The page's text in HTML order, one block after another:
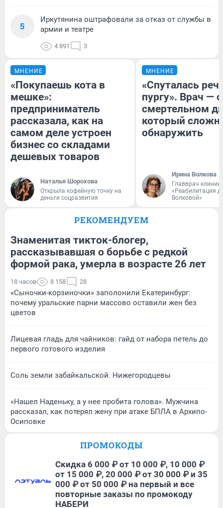
5
Иркутянина оштрафовали за отказ от службы в
армии и театре
4 891 3
МНЕНИЕ
«Покупаешь кота в
мешке»:
предприниматель
рассказала, как на
самом деле устроен
бизнес со складами
дешевых товаров
Наталья Шорохова
Открыла кофейную точку на
деньги соцразвития
МНЕНИЕ
«Спуталась
пургу». Врач — о
смертельном
который
обнаружить
Ирина Волкова
Главврач
«Реабилитация
Волковой»
РЕКОМЕНДУЕМ
Знаменитая тикток-блогер,
рассказывавшая о борьбе с редкой
формой рака, умерла в возрасте 26 лет
18 часов 8 158 28
«Сыночки-корзиночки» заполонили Екатеринбург:
почему уральские парни массово оставили жен без
цветов
Лицевая гладь для чайников: гайд от набора петель до
первого готового изделия
Соль земли забайкальской. Нижегородцевы
«Нашел Наденьку, а у нее пробита голова». Мужчина
рассказал, как потерял жену при атаке БПЛА в Архипо-
Осиповке
ПРОМОКОДЫ
Скидка 6 000 ₽ от 10 000 ₽, 10 000 ₽
от 15 000 ₽, 20 000 ₽ от 30 000 ₽ и 35
000 ₽ от 50 000 ₽ на первый и все
повторные заказы по промокоду
НАБЕРИ